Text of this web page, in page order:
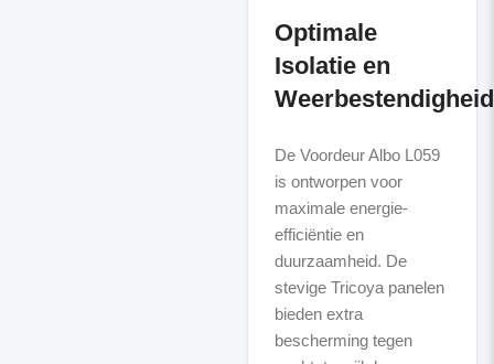
Optimale
Isolatie en
Weerbestendigheid
De Voordeur Albo L059
is ontworpen voor
maximale energie-
efficiëntie en
duurzaamheid. De
stevige Tricoya panelen
bieden extra
bescherming tegen